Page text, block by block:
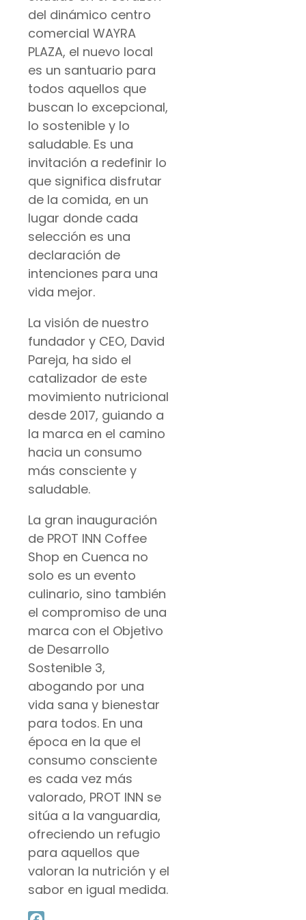
del dinámico centro
comercial WAYRA
PLAZA, el nuevo local
es un santuario para
todos aquellos que
buscan lo excepcional,
lo sostenible y lo
saludable. Es una
invitación a redefinir lo
que significa disfrutar
de la comida, en un
lugar donde cada
selección es una
declaración de
intenciones para una
vida mejor.
La visión de nuestro
fundador y CEO, David
Pareja, ha sido el
catalizador de este
movimiento nutricional
desde 2017, guiando a
la marca en el camino
hacia un consumo
más consciente y
saludable.
La gran inauguración
de PROT INN Coffee
Shop en Cuenca no
solo es un evento
culinario, sino también
el compromiso de una
marca con el Objetivo
de Desarrollo
Sostenible 3,
abogando por una
vida sana y bienestar
para todos. En una
época en la que el
consumo consciente
es cada vez más
valorado, PROT INN se
sitúa a la vanguardia,
ofreciendo un refugio
para aquellos que
valoran la nutrición y el
sabor en igual medida.